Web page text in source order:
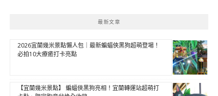
最新文章
2026宜蘭幾米景點懶人包｜最新蝙蝠俠黑狗超萌登場！
必拍10大療癒打卡亮點
【宜蘭幾米景點】 蝙蝠俠黑狗亮相！宜蘭轉運站超萌打